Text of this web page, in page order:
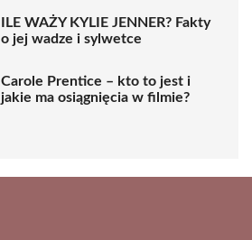
ILE WAŻY KYLIE JENNER? Fakty
o jej wadze i sylwetce
Carole Prentice – kto to jest i
jakie ma osiągnięcia w filmie?